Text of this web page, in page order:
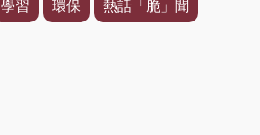
學習 環保 熱話「脆」聞